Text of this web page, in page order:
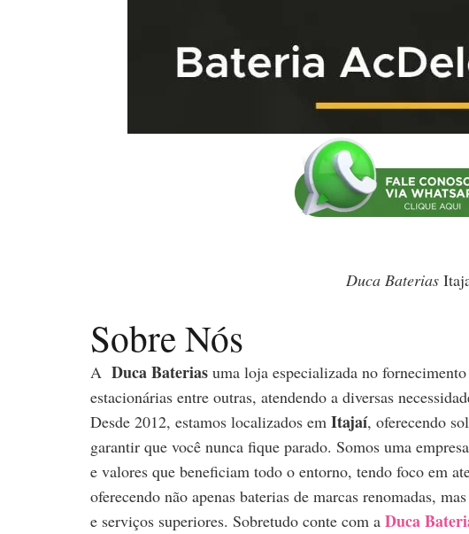
Duca Baterias
Sobre Nós
A Duca Baterias uma loja especializada no
estacionárias entre outras, atendendo a diversas
Desde 2012, estamos localizados em Itajaí, oferecendo
garantir que você nunca fique parado. Somos uma
e valores que beneficiam todo o entorno, tendo foco em
oferecendo não apenas baterias de marcas renomadas,
e serviços superiores. Sobretudo conte com a Duca